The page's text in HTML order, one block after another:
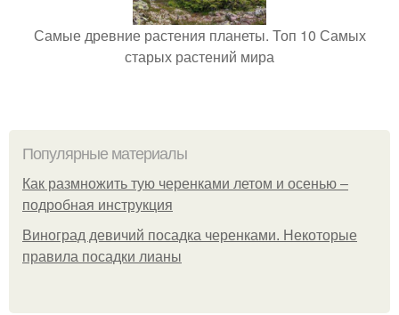
Самые древние растения планеты. Топ 10 Самых
старых растений мира
Популярные материалы
Как размножить тую черенками летом и осенью –
подробная инструкция
Виноград девичий посадка черенками. Некоторые
правила посадки лианы